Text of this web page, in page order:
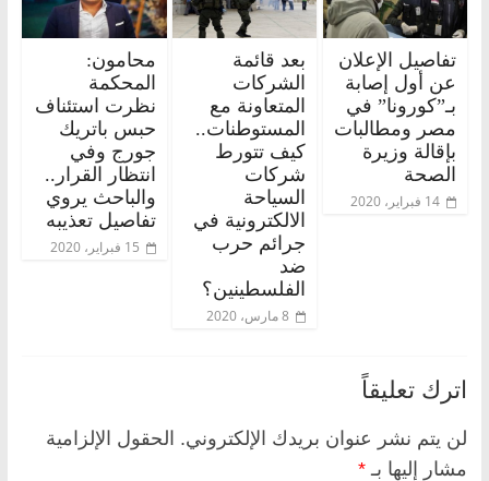
تفاصيل الإعلان
عن أول إصابة
بـ”كورونا” في
مصر ومطالبات
بإقالة وزيرة
الصحة
14 فبراير، 2020
بعد قائمة
الشركات
المتعاونة مع
المستوطنات..
كيف تتورط
شركات
السياحة
الالكترونية في
جرائم حرب
ضد
الفلسطينين؟
8 مارس، 2020
محامون:
المحكمة
نظرت استئناف
حبس باتريك
جورج وفي
انتظار القرار..
والباحث يروي
تفاصيل تعذيبه
15 فبراير، 2020
اترك تعليقاً
لن يتم نشر عنوان بريدك الإلكتروني. الحقول الإلزامية
مشار إليها بـ *